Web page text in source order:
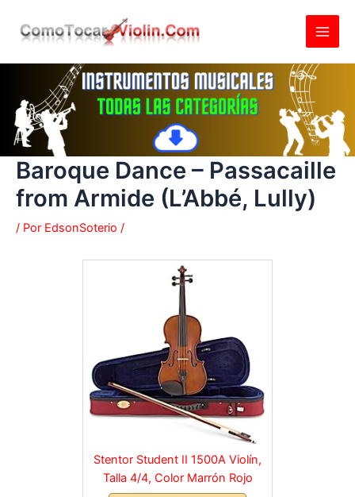
Baroque Dance – Passacaille
from Armide (L’Abbé, Lully)
/ Por EdsonSoterio /
Stentor Student II 1500A Violín,
Talla 4/4, Color Marrón Rojo